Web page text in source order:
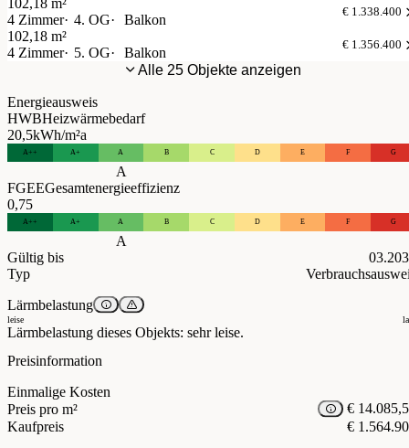
4 Zimmer
4. OG Balkon
€ 1.338.400
102,18 m²
4 Zimmer
5. OG Balkon
€ 1.356.400
Alle 25 Objekte anzeigen
Energieausweis
HWBHeizwärmebedarf
20,5kWh/m²a
A++ A+ A B C D E F G
A
FGEEGesamtenergieeffizienz
0,75
A++ A+ A B C D E F G
A
Gültig bis
Typ
Lärmbelastung
leise
Lärmbelastung dieses Objekts: sehr leise.
Preisinformation
Einmalige Kosten
Preis pro m²
€
Kaufpreis
€